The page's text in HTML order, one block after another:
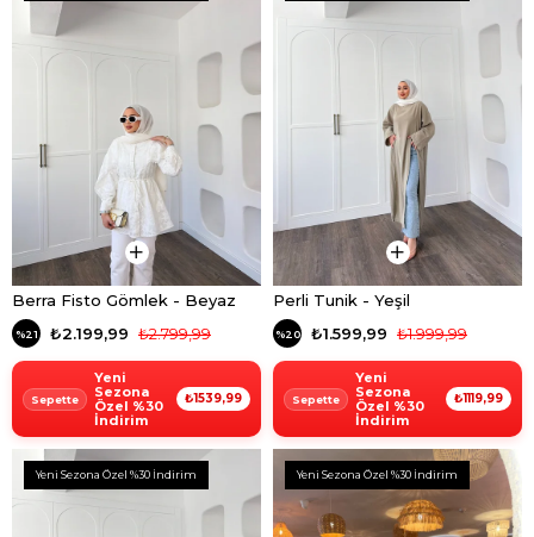
Berra Fisto Gömlek - Beyaz
%21 ₺2.199,99 ₺2.799,99
Yeni
Sezona
Özel %30
İndirim
₺1539,99
Perli Tunik - Yeşil
%20 ₺1.599,99 ₺1.999,99
Yeni
Sezona
Özel %30
İndirim
₺1119,99
Yeni Sezona Özel %30 İndirim Yeni Sezona Özel %30 İndirim